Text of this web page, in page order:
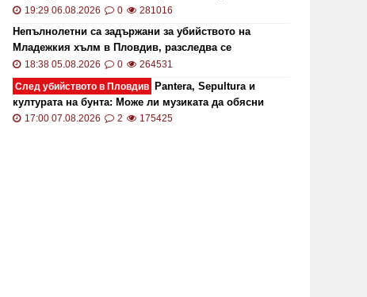
и ВИДЕО
19:29 06.08.2026 0 281016
Непълнолетни са задържани за убийството на
Младежкия хълм в Пловдив, разследва се
хомофобски мотив
18:38 05.08.2026 0
264531
След убийството в Пловдив
Pantera, Sepultura и
културата на бунта: Може ли музиката да обясни
жестокостта?
17:00 07.08.2026 2 175425